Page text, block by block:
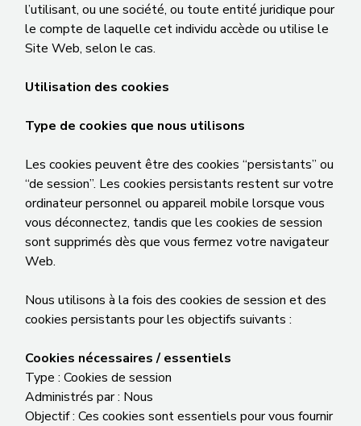
l’utilisant, ou une société, ou toute entité juridique pour
le compte de laquelle cet individu accède ou utilise le
Site Web, selon le cas.
Utilisation des cookies
Type de cookies que nous utilisons
Les cookies peuvent être des cookies “persistants” ou
“de session”. Les cookies persistants restent sur votre
ordinateur personnel ou appareil mobile lorsque vous
vous déconnectez, tandis que les cookies de session
sont supprimés dès que vous fermez votre navigateur
Web.
Nous utilisons à la fois des cookies de session et des
cookies persistants pour les objectifs suivants :
Cookies nécessaires / essentiels
Type : Cookies de session
Administrés par : Nous
Objectif : Ces cookies sont essentiels pour vous fournir